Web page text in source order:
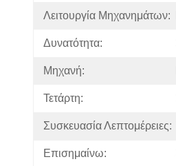
Λειτουργία Μηχανημάτων:
Δυνατότητα:
Μηχανή:
Τετάρτη:
Συσκευασία Λεπτομέρειες:
Επισημαίνω: